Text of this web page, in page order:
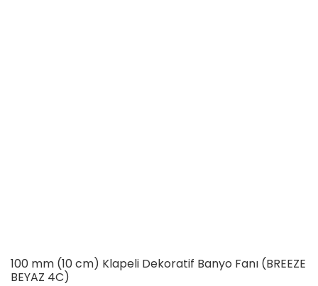
100 mm (10 cm) Klapeli Dekoratif Banyo Fanı (BREEZE
BEYAZ 4C)